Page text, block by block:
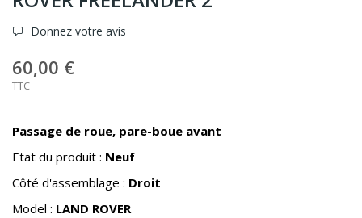
Donnez votre avis
60,00 €
TTC
Passage de roue, pare-boue avant
Etat du produit : Neuf
Côté d'assemblage : Droit
Model : LAND ROVER